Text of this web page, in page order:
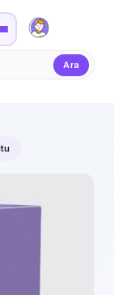
Firma Girişi
Ara